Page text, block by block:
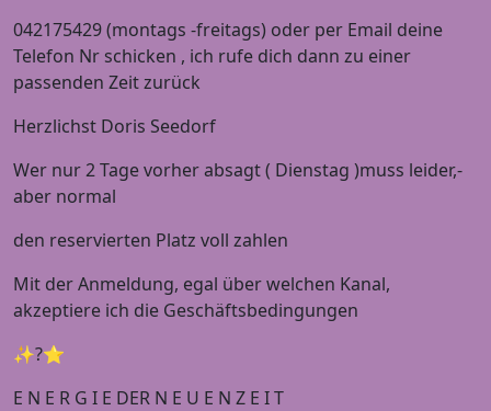
042175429 (montags -freitags) oder per Email deine
Telefon Nr schicken , ich rufe dich dann zu einer
passenden Zeit zurück
Herzlichst Doris Seedorf
Wer nur 2 Tage vorher absagt ( Dienstag )muss leider,-
aber normal
den reservierten Platz voll zahlen
Mit der Anmeldung, egal über welchen Kanal,
akzeptiere ich die Geschäftsbedingungen
✨?⭐️
E N E R G I E DER N E U E N Z E I T